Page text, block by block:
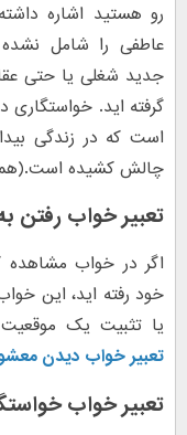
رو هستید اشاره
عاطفی را شامل
جدید شغلی یا حتی
گرفته اید.
است که در زندگی
چالش کشیده
تعبیر خواب رفتن
اگر در خواب مشاهده
خود رفته اید، این
یا تثبیت یک
تعبیر خواب دیدن
تعبیر خواب